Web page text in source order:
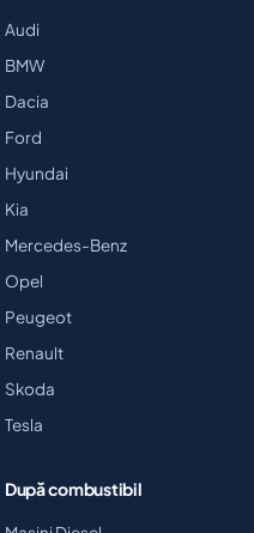
Audi
BMW
Dacia
Ford
Hyundai
Kia
Mercedes-Benz
Opel
Peugeot
Renault
Skoda
Tesla
După combustibil